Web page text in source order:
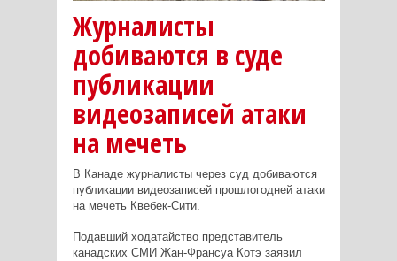
Журналисты
добиваются в суде
публикации
видеозаписей атаки
на мечеть
В Канаде журналисты через суд добиваются
публикации видеозаписей прошлогодней атаки
на мечеть Квебек-Сити.
Подавший ходатайство представитель
канадских СМИ Жан-Франсуа Котэ заявил